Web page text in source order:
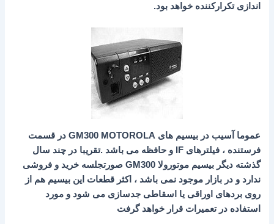
اندازی تکرارکننده خواهد بود.
عموما آسیب در بیسیم های GM300 MOTOROLA در قسمت
فرستنده ، فیلترهای IF و حافظه می باشد .تقریبا در چند سال
گذشته دیگر بیسیم موتورولا GM300 صورتجلسه خرید و فروشی
ندارد و در بازار موجود نمی باشد ، اکثر قطعات این بیسیم هم از
روی بردهای اوراقی یا اسقاطی جدسازی می شود و مورد
استفاده در تعمیرات قرار خواهد گرفت